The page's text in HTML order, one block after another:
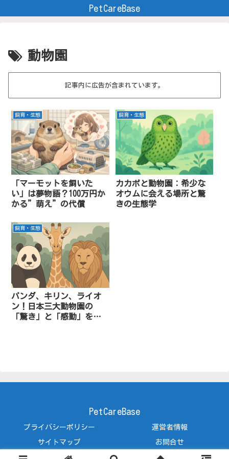
PetCareBase
動物園
記事内に広告が含まれています。
飼育・生態
「マーモットを飼いた
い」は夢物語？100万円か
かる”萌え”の代償
飼育・生態
カカポと動物園：希少な
オウムに会える場所と驚
きの生態学
飼育・生態
パンダ、キリン、ライオ
ン！日本三大動物園の
「驚き」と「感動」を大
PetCareBase
プライバシーポリシー 運営者情報
サイトマップ お問合せ